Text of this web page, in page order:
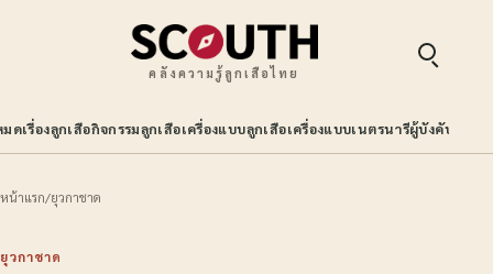
คลังความรู้ลูกเสือไทย
มดเรื่องลูกเสือกิจกรรมลูกเสือเครื่องแบบลูกเสือเครื่องแบบเนตรนารีผู้บังคับบัญชา
หน้าแรก/ยุวกาชาด
ยุวกาชาด